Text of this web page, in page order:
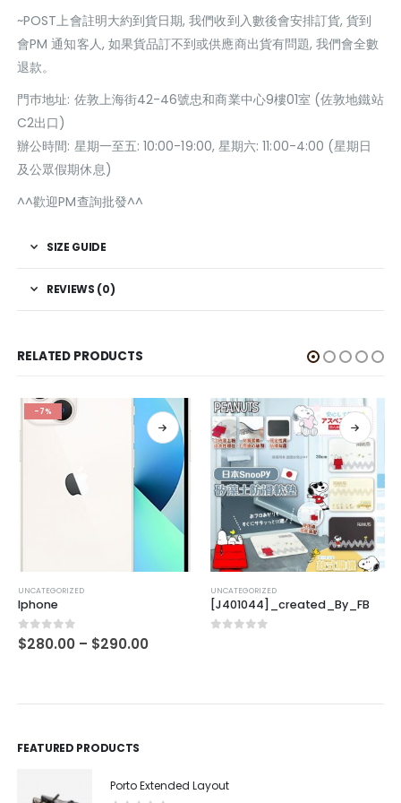
~POST上會註明大約到貨日期, 我們收到入數後會安排訂貨, 貨到
會PM 通知客人, 如果貨品訂不到或供應商出貨有問題, 我們會全數
退款。
門巿地址: 佐敦上海街42-46號忠和商業中心9樓01室 (佐敦地鐵站
C2出口)
辦公時間: 星期一至五: 10:00-19:00, 星期六: 11:00-4:00 (星期日
及公眾假期休息)
^^歡迎PM查詢批發^^
SIZE GUIDE
REVIEWS (0)
RELATED PRODUCTS
-7%
UNCATEGORIZED
Iphone
0out of 5
$280.00 – $290.00
UNCATEGORIZED
[J401044]_created_By_FB
FEATURED PRODUCTS
Porto Extended Layout